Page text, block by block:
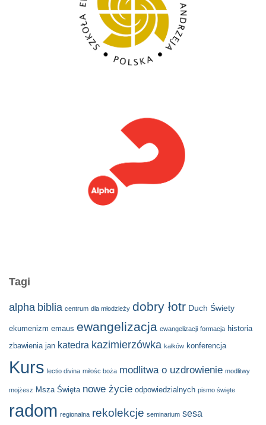
Tagi
alpha biblia centrum dla młodzieży dobry łotr Duch Świety
ekumenizm emaus ewangelizacja ewangelizacji formacja historia
zbawienia jan katedra kazimierzówka kałków konferencja
Kurs lectio divina miłośc boża modlitwa o uzdrowienie modlitwy
mojżesz Msza Święta nowe życie odpowiedzialnych pismo święte
radom regionalna rekolekcje seminarium sesa